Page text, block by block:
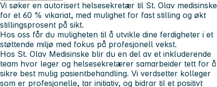
Vi søker en autorisert helsesekretær til St. Olav medisinske
for et 60 % vikariat, med mulighet for fast stilling og økt
stillingsprosent på sikt.
Hos oss får du muligheten til å utvikle dine ferdigheter i et
støttende miljø med fokus på profesjonell vekst.
Hos St. Olav Medisinske blir du en del av et inkluderende
team hvor leger og helsesekretærer samarbeider tett for å
sikre best mulig pasientbehandling. Vi verdsetter kolleger
som er profesjonelle, tar initiativ, og bidrar til et positivt